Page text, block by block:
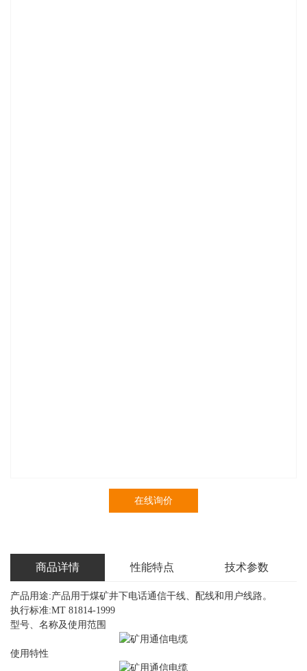
在线询价
商品详情 性能特点 技术参数
产品用途:产品用于煤矿井下电话通信干线、配线和用户线路。
执行标准:MT 81814-1999
型号、名称及使用范围
使用特性